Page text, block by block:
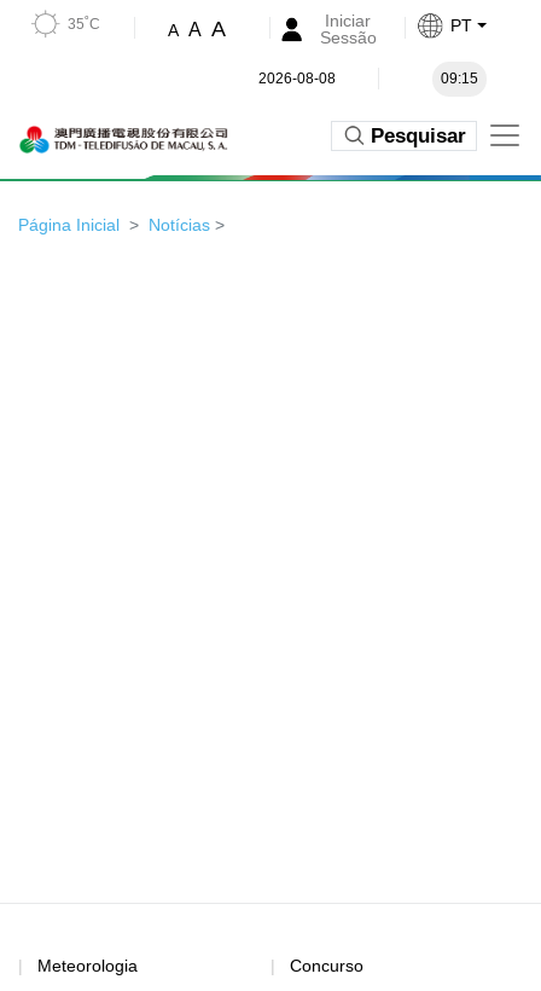
35˚C A A A
Iniciar
Sessão
PT
2026-08-08 09:15
Pesquisar
Página Inicial Notícias >
Meteorologia
Concurso